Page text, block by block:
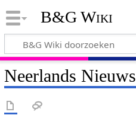
B&G Wiki
Neerlands Nieuws